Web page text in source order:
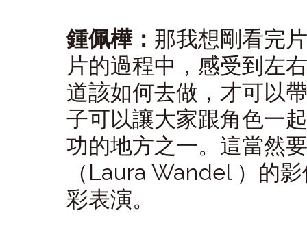
鍾佩樺： 那我想剛看完
片的過程中，感受到左
道該如何去做，才可以
子可以讓大家跟角色一
功的地方之一。這當然
（Laura Wandel ）的
彩表演。